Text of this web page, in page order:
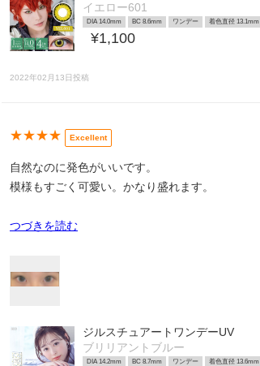
イエロー601
DIA 14.0mm BC 8.6mm ワンデー 着色直径 13.1mm
¥1,100
2022年02月13日投稿
★★★★ Excellent
自然なのに発色がいいです。
模様もすごく可愛い。かなり盛れます。
つづきを読む
ジルスチュアートワンデーUV
ブリリアントブルー
DIA 14.2mm BC 8.7mm ワンデー 着色直径 13.6mm